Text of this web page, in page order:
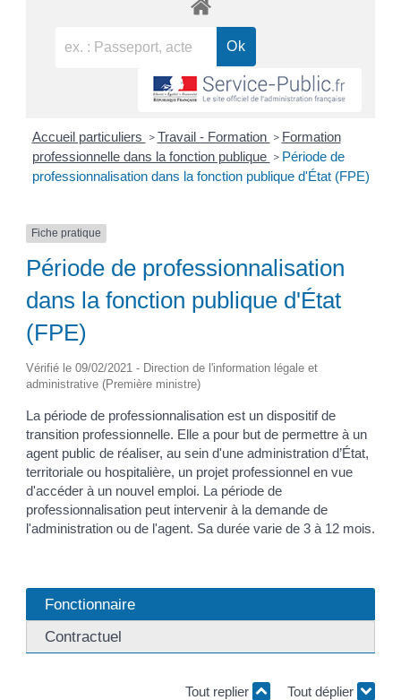
Accueil particuliers > Travail - Formation > Formation
professionnelle dans la fonction publique > Période de
professionnalisation dans la fonction publique d'État (FPE)
Fiche pratique
Période de professionnalisation
dans la fonction publique d'État
(FPE)
Vérifié le 09/02/2021 - Direction de l'information légale et
administrative (Première ministre)
La période de professionnalisation est un dispositif de
transition professionnelle. Elle a pour but de permettre à un
agent public de réaliser, au sein d'une administration d’État,
territoriale ou hospitalière, un projet professionnel en vue
d'accéder à un nouvel emploi. La période de
professionnalisation peut intervenir à la demande de
l'administration ou de l'agent. Sa durée varie de 3 à 12 mois.
Fonctionnaire
Contractuel
Tout replier Tout déplier